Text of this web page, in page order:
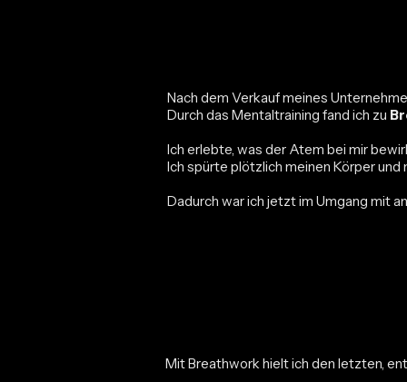
Nach dem Verkauf meines
Durch das Mentaltraining fand ich zu
Ich erlebte, was der Atem bei mir
Ich spürte plötzlich meinen Körper
Dadurch war ich jetzt im Umgang mit
Mit Breathwork hielt ich den letzten,